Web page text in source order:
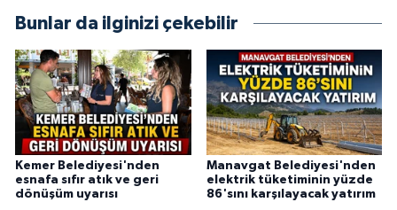
Bunlar da ilginizi çekebilir
Kemer Belediyesi'nden
esnafa sıfır atık ve geri
dönüşüm uyarısı
Manavgat Belediyesi'nden
elektrik tüketiminin yüzde
86'sını karşılayacak yatırım